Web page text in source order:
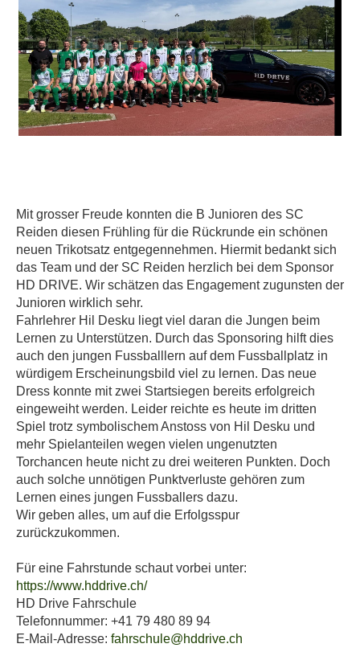
Mit grosser Freude konnten die B Junioren des SC
Reiden diesen Frühling für die Rückrunde ein schönen
neuen Trikotsatz entgegennehmen. Hiermit bedankt sich
das Team und der SC Reiden herzlich bei dem Sponsor
HD DRIVE. Wir schätzen das Engagement zugunsten der
Junioren wirklich sehr.
Fahrlehrer Hil Desku liegt viel daran die Jungen beim
Lernen zu Unterstützen. Durch das Sponsoring hilft dies
auch den jungen Fussballlern auf dem Fussballplatz in
würdigem Erscheinungsbild viel zu lernen. Das neue
Dress konnte mit zwei Startsiegen bereits erfolgreich
eingeweiht werden. Leider reichte es heute im dritten
Spiel trotz symbolischem Anstoss von Hil Desku und
mehr Spielanteilen wegen vielen ungenutzten
Torchancen heute nicht zu drei weiteren Punkten. Doch
auch solche unnötigen Punktverluste gehören zum
Lernen eines jungen Fussballers dazu.
Wir geben alles, um auf die Erfolgsspur
zurückzukommen.
Für eine Fahrstunde schaut vorbei unter:
https://www.hddrive.ch/
HD Drive Fahrschule
Telefonnummer: +41 79 480 89 94
E-Mail-Adresse: fahrschule@hddrive.ch